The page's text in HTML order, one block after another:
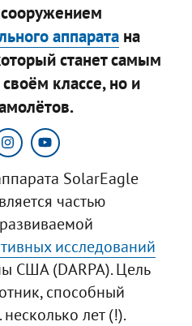
аппаратана
станет самым
классе, но и
SolarEagle
частью
исследований
США (DARPA). Цель
способный
лет (!).